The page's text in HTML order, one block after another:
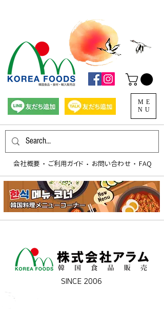
​ご利用ガイド お問い合わせ FAQ
会社概要 ​・ ​・
​・
ME
NU
SINCE 2006